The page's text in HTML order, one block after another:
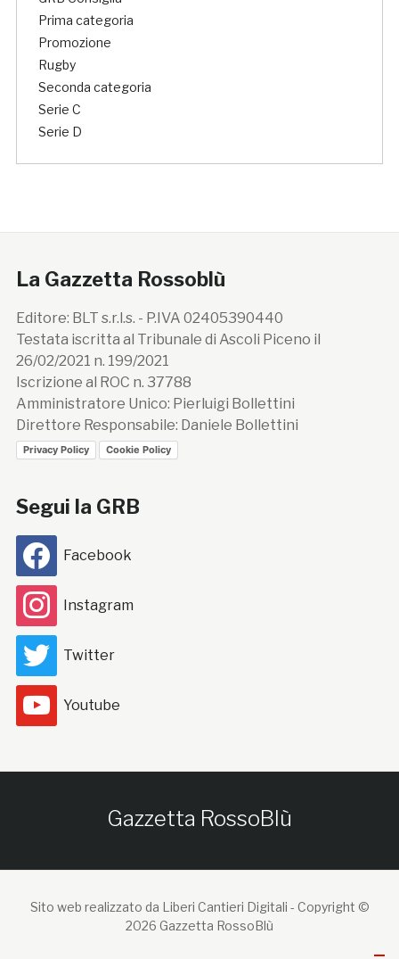
Prima categoria
Promozione
Rugby
Seconda categoria
Serie C
Serie D
La Gazzetta Rossoblù
Editore: BLT s.r.l.s. - P.IVA 02405390440
Testata iscritta al Tribunale di Ascoli Piceno il
26/02/2021 n. 199/2021
Iscrizione al ROC n. 37788
Amministratore Unico: Pierluigi Bollettini
Direttore Responsabile: Daniele Bollettini
Privacy Policy Cookie Policy
Segui la GRB
Facebook
Instagram
Twitter
Youtube
Gazzetta RossoBlù
Sito web realizzato da Liberi Cantieri Digitali - Copyright ©
2026 Gazzetta RossoBlù